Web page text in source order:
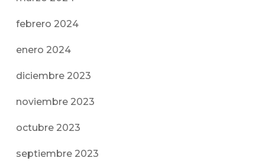
febrero 2024
enero 2024
diciembre 2023
noviembre 2023
octubre 2023
septiembre 2023